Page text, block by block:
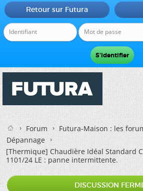
Retour sur Futura
Forum
Futura-Maison : les
Dépannage
[Thermique]Chaudière Idéal Standard
1101/24 LE : panne intermittente.
DISCUSSION